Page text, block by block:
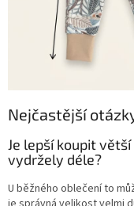
Nejčastější
Je lepší koupit
vydržely déle?
U běžného oblečení to